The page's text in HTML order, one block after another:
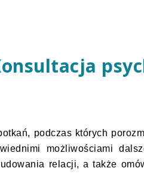
podczas których
możliwościami
relacji, a także